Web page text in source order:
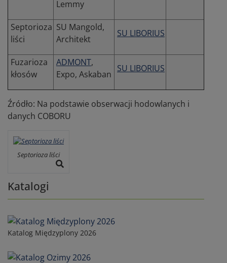
Katalogi
Katalog Międzyplony 2026
Lemmy
Septorioza
liści
SU Mangold,
Architekt
SU LIBORIUS
Fuzarioza
kłosów
ADMONT,
Expo, Askaban
SU LIBORIUS
Źródło: Na podstawie obserwacji hodowlanych i
danych COBORU
Septorioza liści